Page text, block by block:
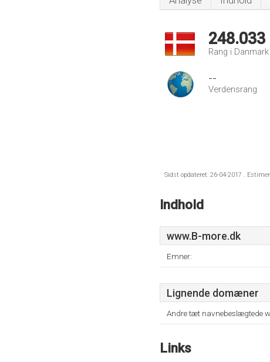
248.033
Rang i Danmark
--
Verdensrang
Sidst opdateret: 26-04-2017 .
Indhold
www.B-more.dk
Emner:
Lignende domæner
Andre tæt navnebeslægtede
Links